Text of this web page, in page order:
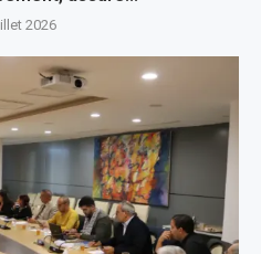
2026